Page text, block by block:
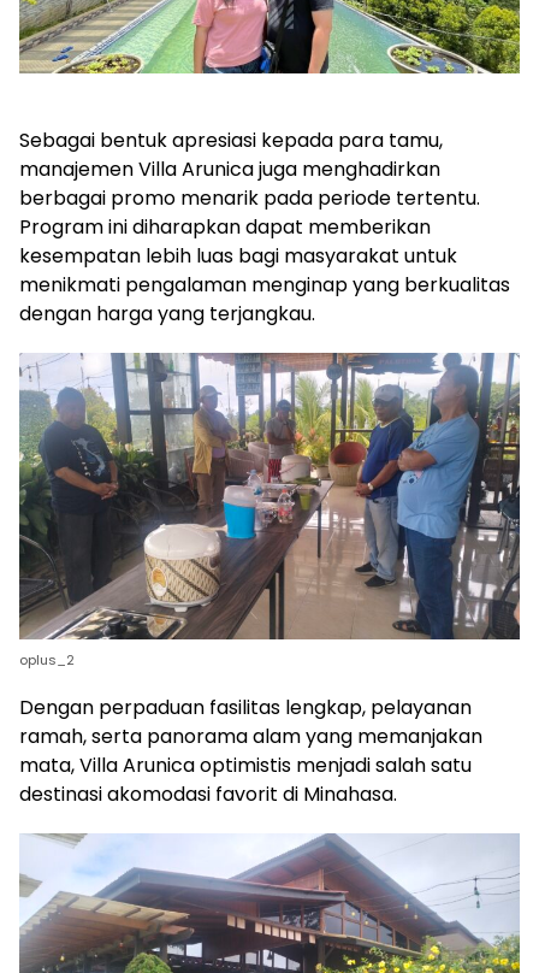
Sebagai bentuk apresiasi kepada para tamu,
manajemen Villa Arunica juga menghadirkan
berbagai promo menarik pada periode tertentu.
Program ini diharapkan dapat memberikan
kesempatan lebih luas bagi masyarakat untuk
menikmati pengalaman menginap yang berkualitas
dengan harga yang terjangkau.
oplus_2
Dengan perpaduan fasilitas lengkap, pelayanan
ramah, serta panorama alam yang memanjakan
mata, Villa Arunica optimistis menjadi salah satu
destinasi akomodasi favorit di Minahasa.